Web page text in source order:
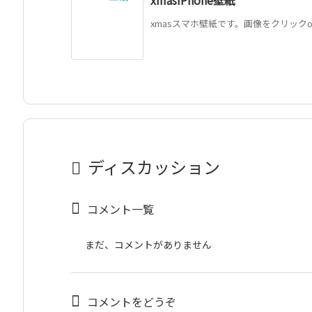
xmasスマホ壁紙です。画像をクリッ
ディスカッション
コメント一覧
まだ、コメントがありません
コメントをどうぞ